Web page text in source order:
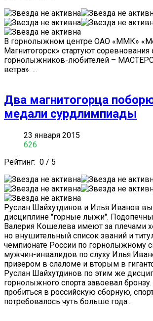
В горнолыжном центре ОАО «ММК»
Магнитогорск» стартуют соревнования
горнолыжников-любителей – МАСТЕРС
ветра». ...
Два магнитогорца
медали сурдлимпиады
23 января 2015
626
Рейтинг: 0 / 5
Руслан Шайхутдинов и Илья Иванов
дисциплине "горные лыжи".
Валерия Кошелева имеют за плечами
но внушительный список званий и
чемпионате России по горнолыжному
мужчин-инвалидов по слуху Илья
призером в слаломе и вторым в
Руслан Шайхутдинов по этим же
горнолыжного спорта завоевал
пробиться в российскую сборную,
потребовалось чуть больше года...